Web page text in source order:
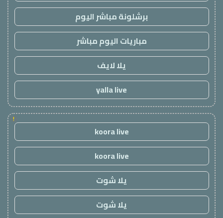
برشلونة مباشر اليوم
مباريات اليوم مباشر
يلا لايف
yalla live
!
koora live
koora live
يلا شوت
يلا شوت